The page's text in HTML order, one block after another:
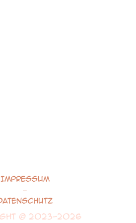
Impressum
–
© 2023-2026